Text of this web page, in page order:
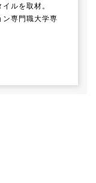
ルを取材。
専門職大学専